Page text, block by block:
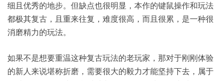
细且优秀的地步。但缺点也很明显，本作的键鼠操作和玩法
都极其复古，且重来往复，难度很高，而且很累，是一种很
消磨精力的玩法。
如果不是想要重温这种复古玩法的老玩家，那对于刚刚体验
的新人来说堪称折磨，需要很大的毅力才能坚持下去，属于